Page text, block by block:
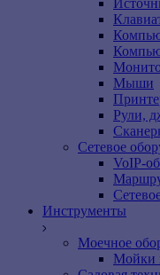
Мыши
Рули,
Сетевое
VoIP-
Инструменты
Моечное
Мойки